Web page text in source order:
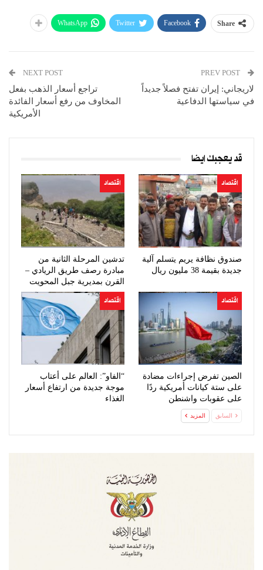
Share
Facebook
Twitter
WhatsApp
لاريجاني: إيران تفتح فصلاً جديداً
في سياستها الدفاعية
NEXT POST
تراجع أسعار الذهب بفعل
المخاوف من رفع أسعار الفائدة
الأمريكية
قد يعجبك ايضا
اقتصاد
صندوق نظافة يريم يتسلم آلية
جديدة بقيمة 38 مليون ريال
اقتصاد
تدشين المرحلة الثانية من
مبادرة رصف طريق الريادي –
القرن بمديرية جبل المحويت
اقتصاد
الصين تفرض إجراءات مضادة
على ستة كيانات أمريكية ردًا
على عقوبات واشنطن
اقتصاد
“الفاو”: العالم على أعتاب
موجة جديدة من ارتفاع أسعار
الغذاء
السابق المزيد